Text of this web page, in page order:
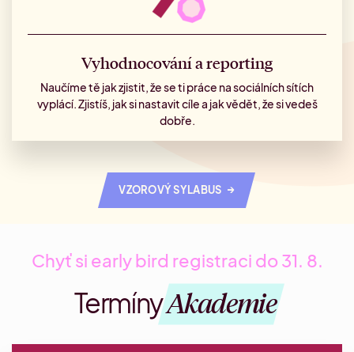
Vyhodnocování a reporting
Naučíme tě jak zjistit, že se ti práce na sociálních sítích
vyplácí. Zjistíš, jak si nastavit cíle a jak vědět, že si vedeš
dobře.
VZOROVÝ SYLABUS →
Chyť si early bird registraci do 31. 8.
TermínyAkademie